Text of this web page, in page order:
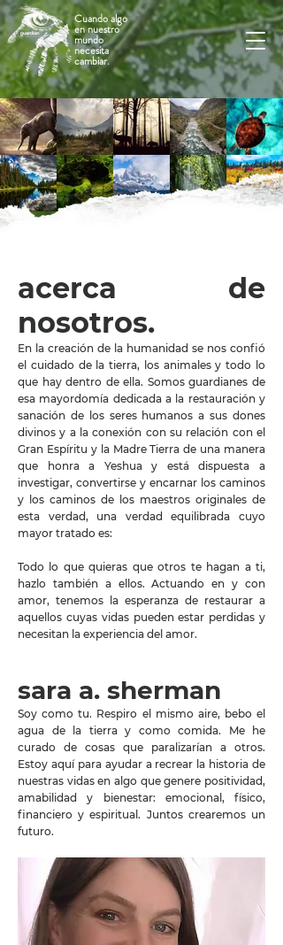
Cuando algo
en nuestro
mundo
necesita
cambiar.
acerca de
nosotros.
En la creación de la humanidad se nos confió
el cuidado de la tierra, los animales y todo lo
que hay dentro de ella. Somos guardianes de
esa mayordomía dedicada a la restauración y
sanación de los seres humanos a sus dones
divinos y a la conexión con su relación con el
Gran Espíritu y la Madre Tierra de una manera
que honra a Yeshua y está dispuesta a
investigar, convertirse y encarnar los caminos
y los caminos de los maestros originales de
esta verdad, una verdad equilibrada cuyo
mayor tratado es:
Todo lo que quieras que otros te hagan a ti,
hazlo también a ellos. Actuando en y con
amor, tenemos la esperanza de restaurar a
aquellos cuyas vidas pueden estar perdidas y
necesitan la experiencia del amor.
sara a. sherman
Soy como tu. Respiro el mismo aire, bebo el
agua de la tierra y como comida. Me he
curado de cosas que paralizarían a otros.
Estoy aquí para ayudar a recrear la historia de
nuestras vidas en algo que genere positividad,
amabilidad y bienestar: emocional, físico,
financiero y espiritual. Juntos crearemos un
futuro.